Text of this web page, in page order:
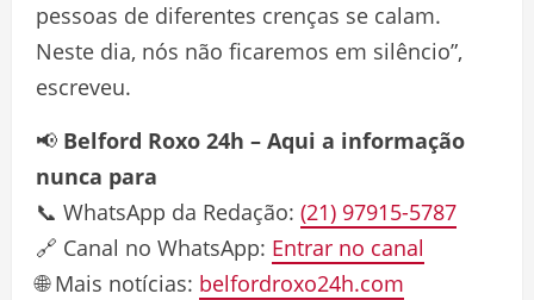
pessoas de diferentes crenças se calam.
Neste dia, nós não ficaremos em silêncio”,
escreveu.
📢 Belford Roxo 24h – Aqui a informação
nunca para
📞 WhatsApp da Redação: (21) 97915-5787
🔗 Canal no WhatsApp: Entrar no canal
🌐 Mais notícias: belfordroxo24h.com